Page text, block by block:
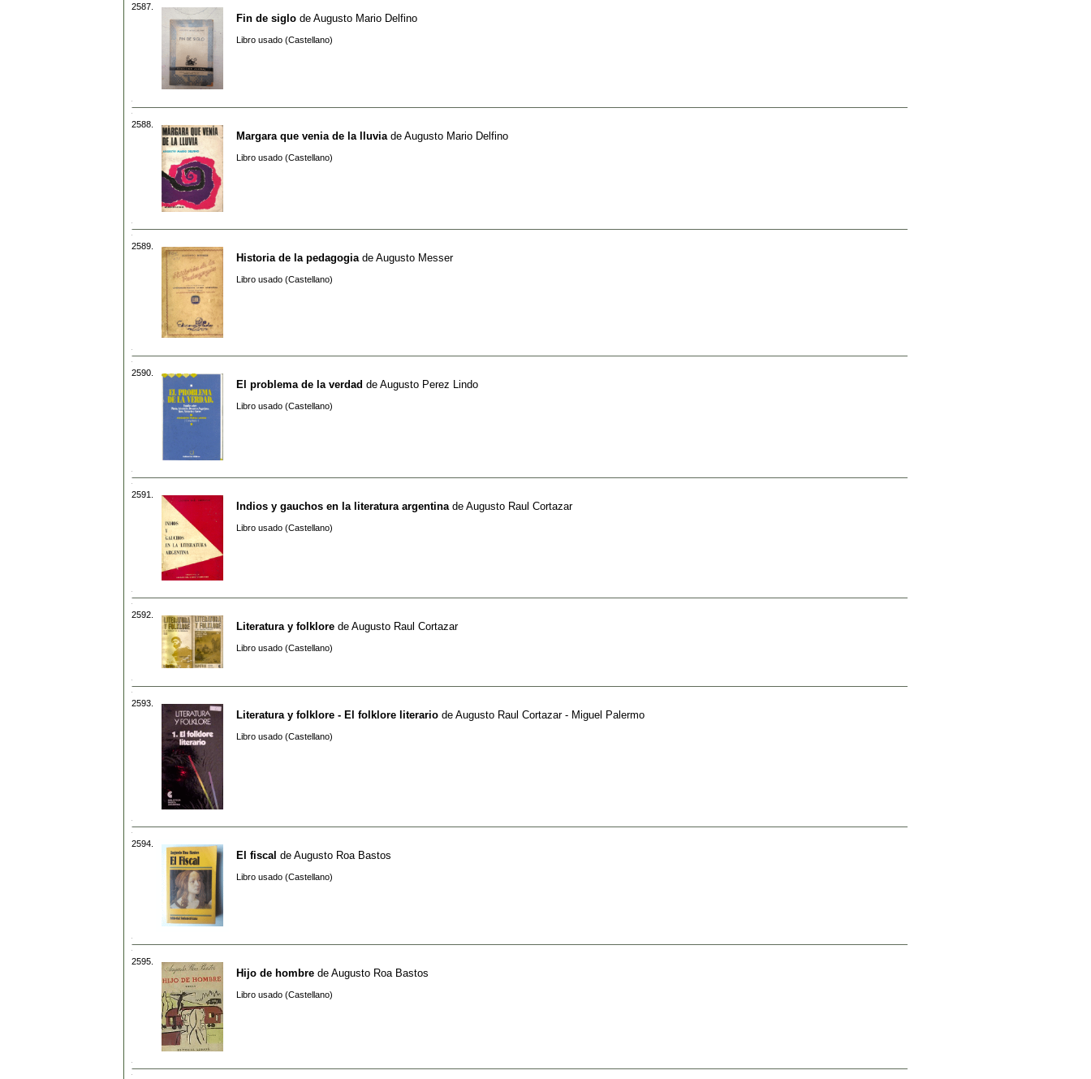
2587.
Fin de siglo de Augusto Mario Delfino
Libro usado (Castellano)
2588.
Margara que venia de la lluvia de Augusto Mario Delfino
Libro usado (Castellano)
2589.
Historia de la pedagogia de Augusto Messer
Libro usado (Castellano)
2590.
El problema de la verdad de Augusto Perez Lindo
Libro usado (Castellano)
2591.
Indios y gauchos en la literatura argentina de Augusto Raul Cortazar
Libro usado (Castellano)
2592.
Literatura y folklore de Augusto Raul Cortazar
Libro usado (Castellano)
2593.
Literatura y folklore - El folklore literario de Augusto Raul Cortazar - Miguel Palermo
Libro usado (Castellano)
2594.
El fiscal de Augusto Roa Bastos
Libro usado (Castellano)
2595.
Hijo de hombre de Augusto Roa Bastos
Libro usado (Castellano)